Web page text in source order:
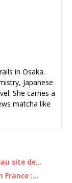
in Osaka.
Japanese
She carries a
matcha like
site de…
France :…